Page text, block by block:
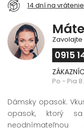
14 dní na
Zavolajte
0915
Po - Pia
Dámsky opasok.
opasok, ktorý